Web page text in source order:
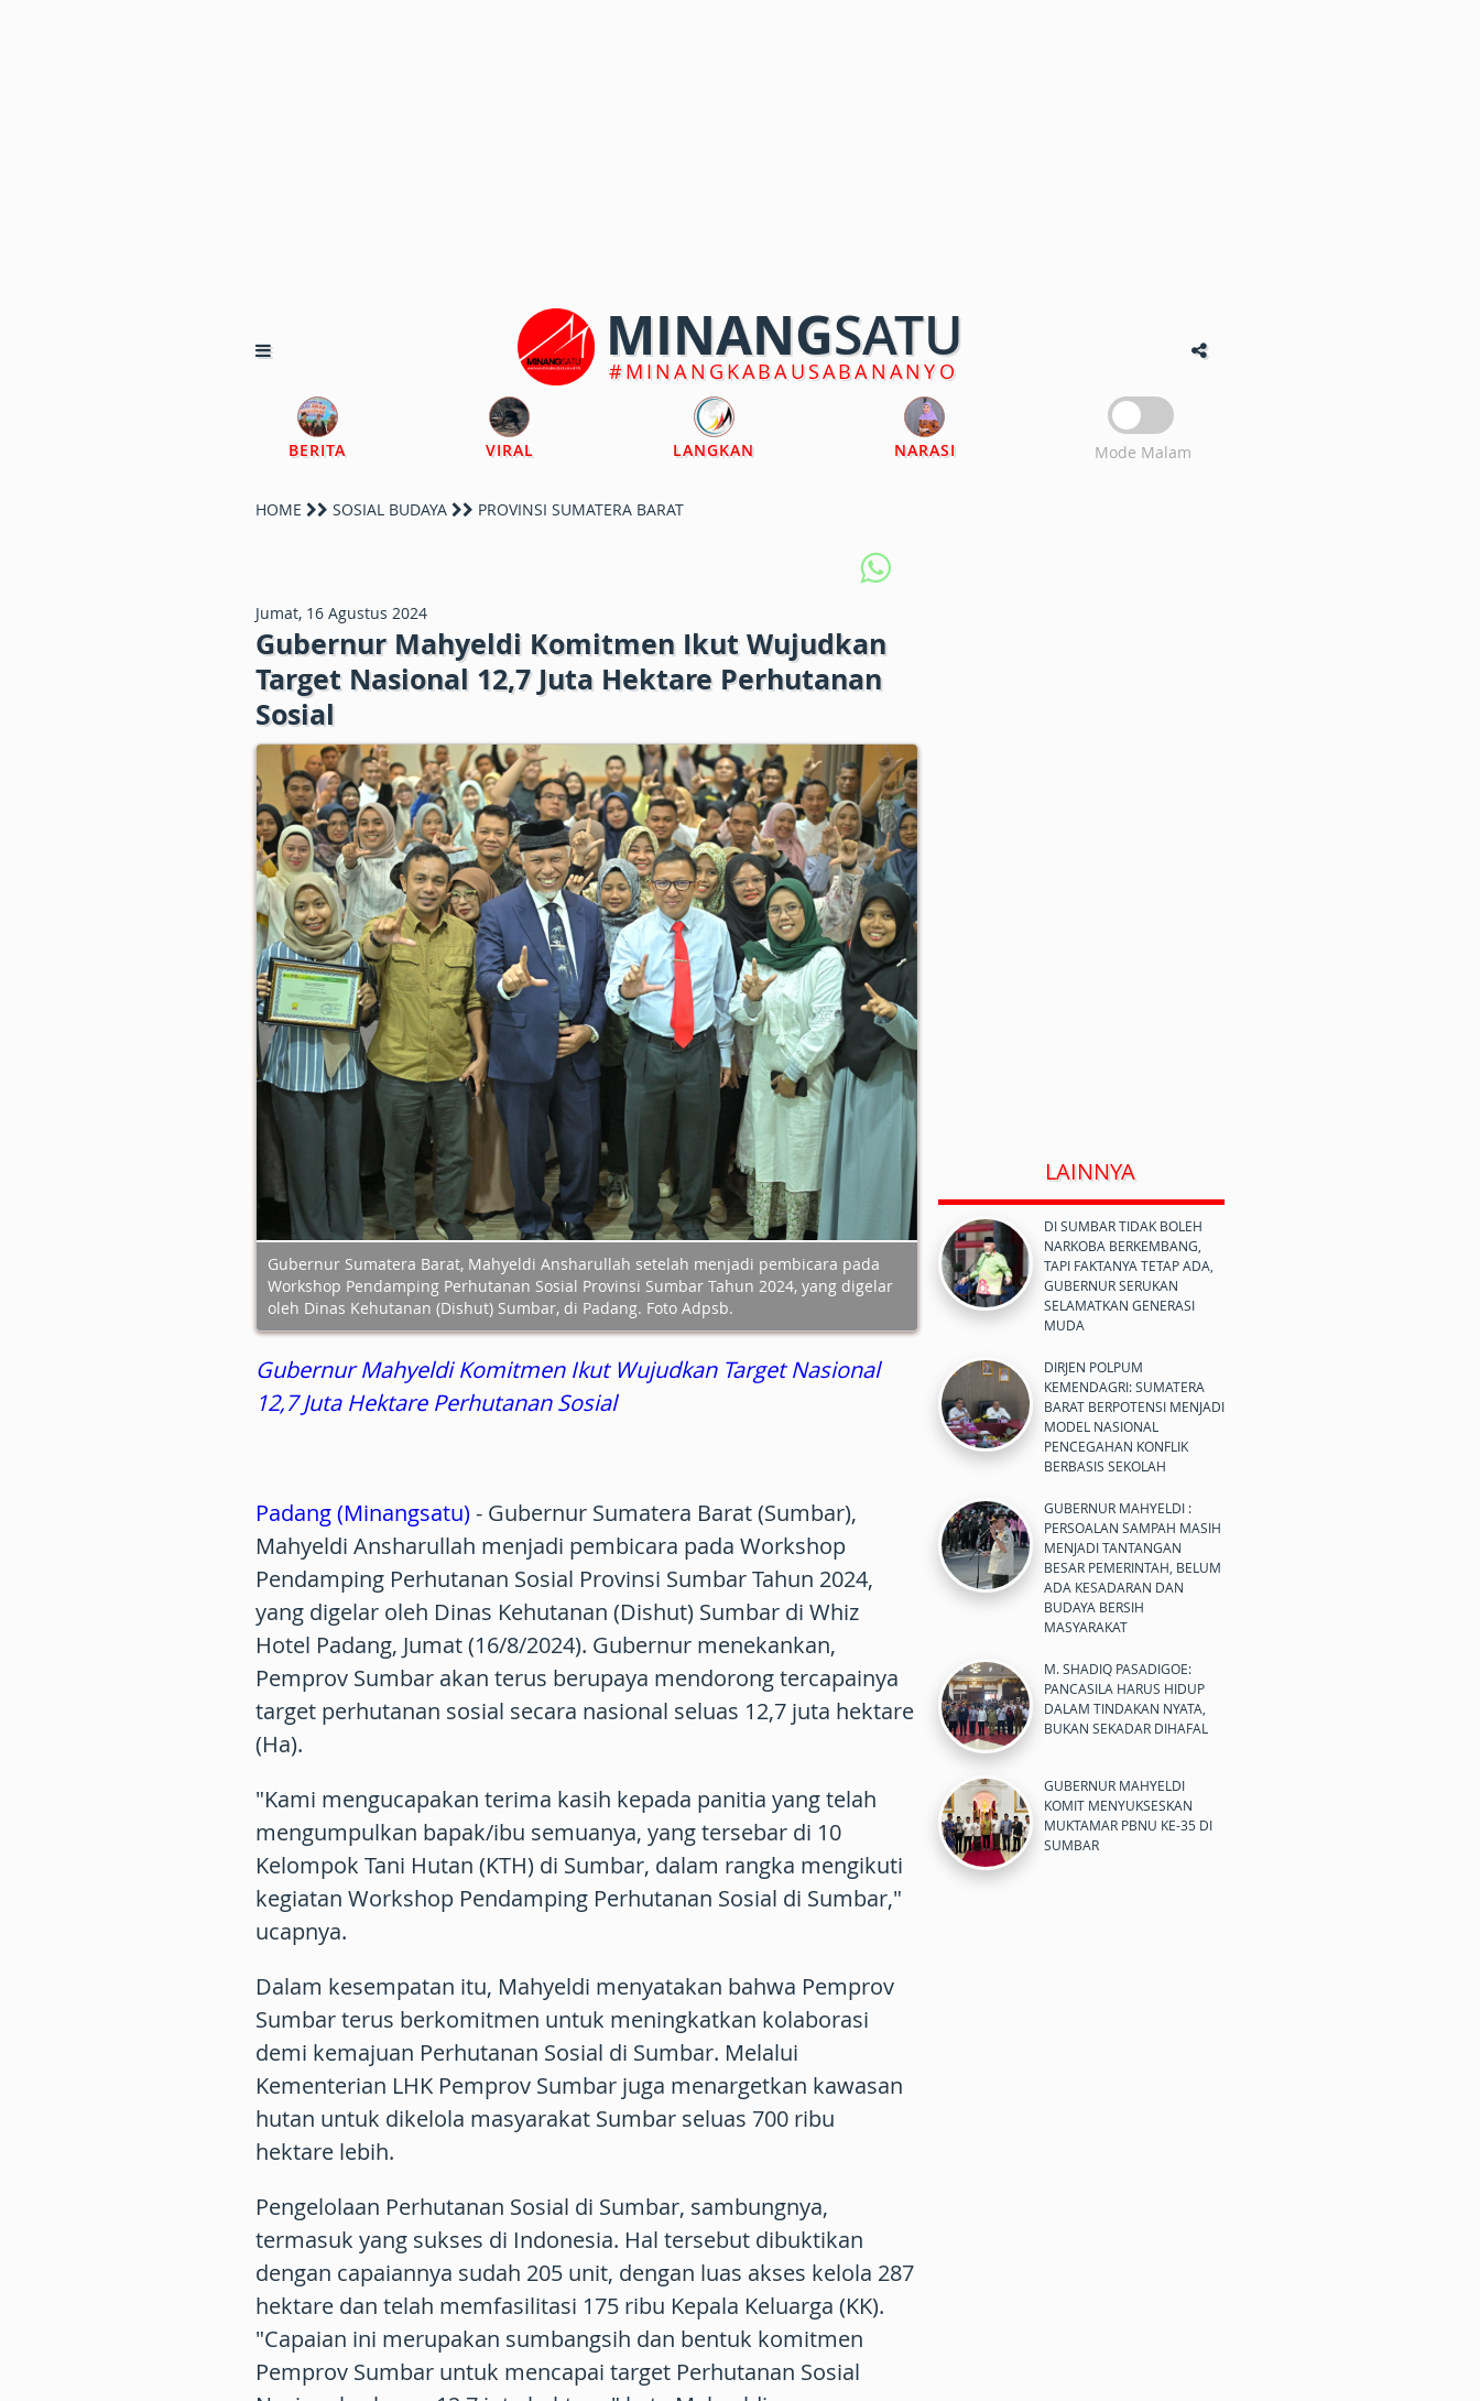
MINANGSATU
#MINANGKABAUSABANANYO
BERITA VIRAL LANGKAN NARASI Mode Malam
HOME SOSIAL BUDAYA PROVINSI SUMATERA BARAT
Jumat, 16 Agustus 2024
Gubernur Mahyeldi Komitmen Ikut Wujudkan
Target Nasional 12,7 Juta Hektare Perhutanan
Sosial
Gubernur Sumatera Barat, Mahyeldi Ansharullah setelah menjadi pembicara pada
Workshop Pendamping Perhutanan Sosial Provinsi Sumbar Tahun 2024, yang digelar
oleh Dinas Kehutanan (Dishut) Sumbar, di Padang. Foto Adpsb.
Gubernur Mahyeldi Komitmen Ikut Wujudkan Target Nasional
12,7 Juta Hektare Perhutanan Sosial
Padang (Minangsatu)- Gubernur Sumatera Barat (Sumbar),
Mahyeldi Ansharullah menjadi pembicara pada Workshop
Pendamping Perhutanan Sosial Provinsi Sumbar Tahun 2024,
yang digelar oleh Dinas Kehutanan (Dishut) Sumbar di Whiz
Hotel Padang, Jumat (16/8/2024). Gubernur menekankan,
Pemprov Sumbar akan terus berupaya mendorong tercapainya
target perhutanan sosial secara nasional seluas 12,7 juta hektare
(Ha).
"Kami mengucapakan terima kasih kepada panitia yang telah
mengumpulkan bapak/ibu semuanya, yang tersebar di 10
Kelompok Tani Hutan (KTH) di Sumbar, dalam rangka mengikuti
kegiatan Workshop Pendamping Perhutanan Sosial di Sumbar,"
ucapnya.
Dalam kesempatan itu, Mahyeldi menyatakan bahwa Pemprov
Sumbar terus berkomitmen untuk meningkatkan kolaborasi
demi kemajuan Perhutanan Sosial di Sumbar. Melalui
Kementerian LHK Pemprov Sumbar juga menargetkan kawasan
hutan untuk dikelola masyarakat Sumbar seluas 700 ribu
hektare lebih.
Pengelolaan Perhutanan Sosial di Sumbar, sambungnya,
termasuk yang sukses di Indonesia. Hal tersebut dibuktikan
dengan capaiannya sudah 205 unit, dengan luas akses kelola 287
hektare dan telah memfasilitasi 175 ribu Kepala Keluarga (KK).
"Capaian ini merupakan sumbangsih dan bentuk komitmen
Pemprov Sumbar untuk mencapai target Perhutanan Sosial
LAINNYA
DI SUMBAR TIDAK BOLEH
NARKOBA BERKEMBANG,
TAPI FAKTANYA TETAP ADA,
GUBERNUR SERUKAN
SELAMATKAN GENERASI
MUDA
DIRJEN POLPUM
KEMENDAGRI: SUMATERA
BARAT BERPOTENSI MENJADI
MODEL NASIONAL
PENCEGAHAN KONFLIK
BERBASIS SEKOLAH
GUBERNUR MAHYELDI :
PERSOALAN SAMPAH MASIH
MENJADI TANTANGAN
BESAR PEMERINTAH, BELUM
ADA KESADARAN DAN
BUDAYA BERSIH
MASYARAKAT
M. SHADIQ PASADIGOE:
PANCASILA HARUS HIDUP
DALAM TINDAKAN NYATA,
BUKAN SEKADAR DIHAFAL
GUBERNUR MAHYELDI
KOMIT MENYUKSESKAN
MUKTAMAR PBNU KE-35 DI
SUMBAR